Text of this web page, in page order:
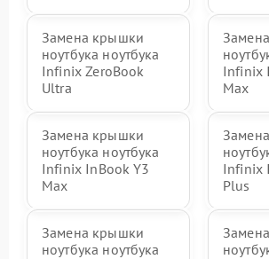
Замена крышки
ноутбука ноутбука
Infinix ZeroBook
Ultra
Infinix
Max
Замена крышки
ноутбука ноутбука
Infinix InBook Y3
Max
Infinix
Plus
Замена крышки
ноутбука ноутбука